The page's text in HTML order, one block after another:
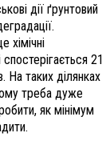
дії ґрунтовий
хімічні
21
На таких ділянках
треба дуже
як мінімум